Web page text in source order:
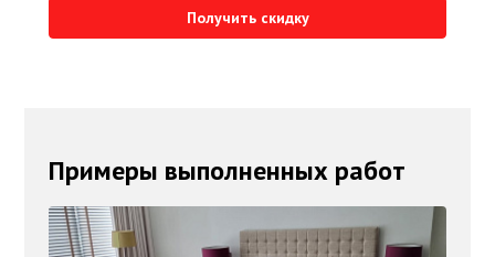
Получить скидку
Примеры выполненных работ